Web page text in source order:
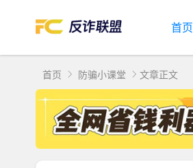
首页
首页 防骗小课堂 文章正文